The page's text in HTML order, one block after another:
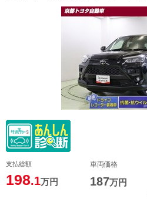
支払総額
198.1万円
車両価格
187万円